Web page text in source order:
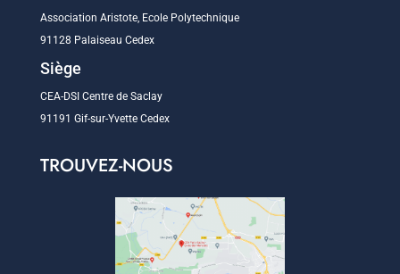
Association Aristote, Ecole Polytechnique
91128 Palaiseau Cedex
Siège
CEA-DSI Centre de Saclay
91191 Gif-sur-Yvette Cedex
TROUVEZ-NOUS